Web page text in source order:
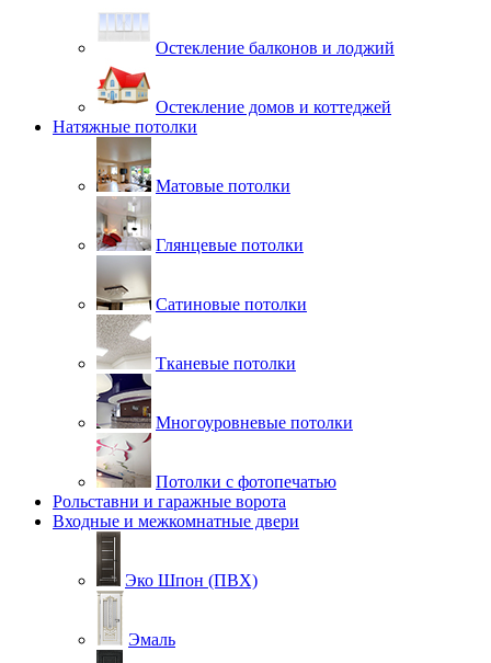
Остекление балконов и лоджий
Остекление домов и коттеджей
Натяжные потолки
Матовые потолки
Глянцевые потолки
Сатиновые потолки
Тканевые потолки
Многоуровневые потолки
Потолки с фотопечатью
Рольставни и гаражные ворота
Входные и межкомнатные двери
Эко Шпон (ПВХ)
Эмаль